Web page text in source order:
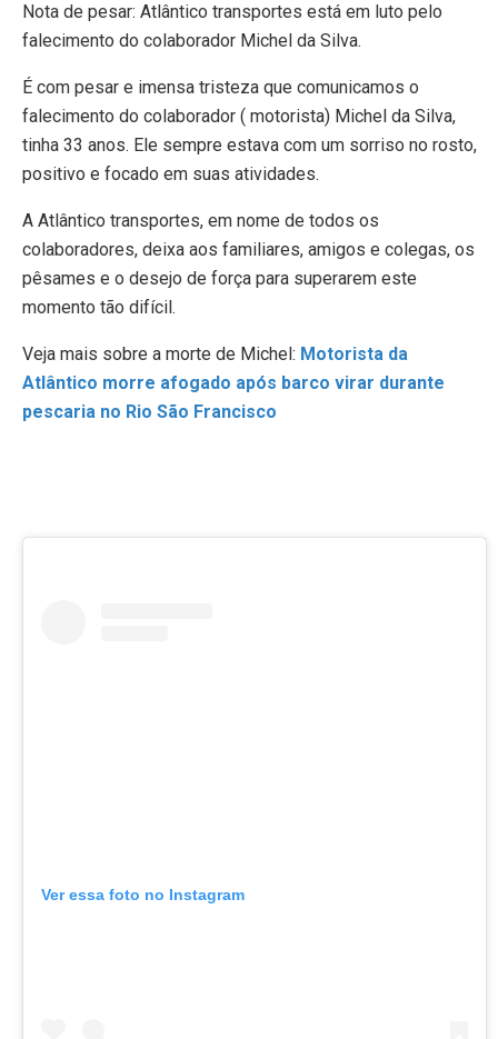
Nota de pesar: Atlântico transportes está em luto pelo
falecimento do colaborador Michel da Silva.
É com pesar e imensa tristeza que comunicamos o
falecimento do colaborador ( motorista) Michel da Silva,
tinha 33 anos. Ele sempre estava com um sorriso no rosto,
positivo e focado em suas atividades.
A Atlântico transportes, em nome de todos os
colaboradores, deixa aos familiares, amigos e colegas, os
pêsames e o desejo de força para superarem este
momento tão difícil.
Veja mais sobre a morte de Michel: Motorista da
Atlântico morre afogado após barco virar durante
pescaria no Rio São Francisco
Ver essa foto no Instagram